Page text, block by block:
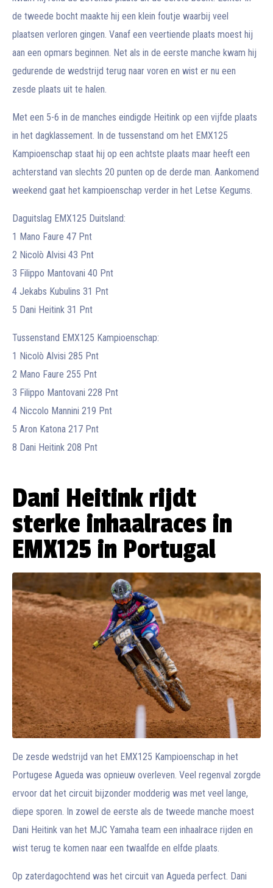
de tweede bocht maakte hij een klein foutje waarbij veel
plaatsen verloren gingen. Vanaf een veertiende plaats moest hij
aan een opmars beginnen. Net als in de eerste manche kwam hij
gedurende de wedstrijd terug naar voren en wist er nu een
zesde plaats uit te halen.
Met een 5-6 in de manches eindigde Heitink op een vijfde plaats
in het dagklassement. In de tussenstand om het EMX125
Kampioenschap staat hij op een achtste plaats maar heeft een
achterstand van slechts 20 punten op de derde man. Aankomend
weekend gaat het kampioenschap verder in het Letse Kegums.
Daguitslag EMX125 Duitsland:
1 Mano Faure 47 Pnt
2 Nicolò Alvisi 43 Pnt
3 Filippo Mantovani 40 Pnt
4 Jekabs Kubulins 31 Pnt
5 Dani Heitink 31 Pnt
Tussenstand EMX125 Kampioenschap:
1 Nicolò Alvisi 285 Pnt
2 Mano Faure 255 Pnt
3 Filippo Mantovani 228 Pnt
4 Niccolo Mannini 219 Pnt
5 Aron Katona 217 Pnt
8 Dani Heitink 208 Pnt
Dani Heitink rijdt
sterke inhaalraces in
EMX125 in Portugal
De zesde wedstrijd van het EMX125 Kampioenschap in het
Portugese Agueda was opnieuw overleven. Veel regenval zorgde
ervoor dat het circuit bijzonder modderig was met veel lange,
diepe sporen. In zowel de eerste als de tweede manche moest
Dani Heitink van het MJC Yamaha team een inhaalrace rijden en
wist terug te komen naar een twaalfde en elfde plaats.
Op zaterdagochtend was het circuit van Agueda perfect. Dani